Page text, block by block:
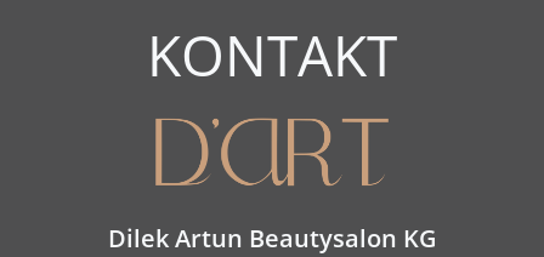
KONTAKT
Dilek Artun Beautysalon KG